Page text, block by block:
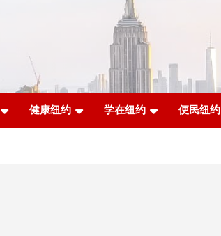
健康纽约 学在纽约 便民纽约